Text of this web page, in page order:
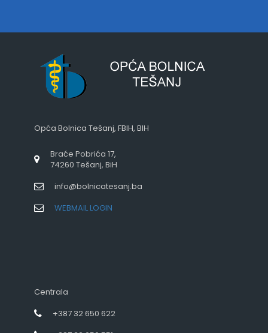
Opća Bolnica Tešanj, FBIH, BIH
Braće Pobrića 17,
74260 Tešanj, BiH
info@bolnicatesanj.ba
WEBMAIL LOGIN
Centrala
+387 32 650 622